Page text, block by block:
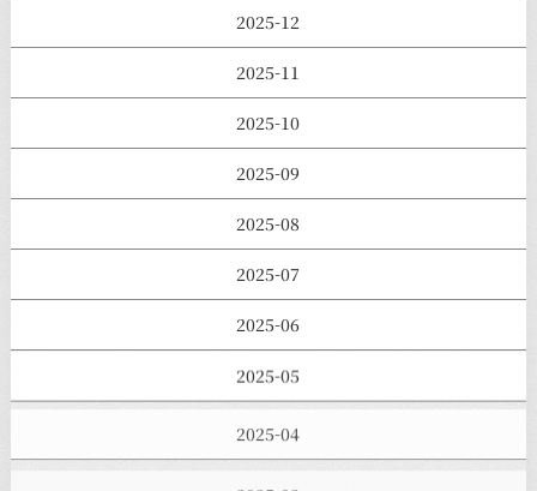
2025-12
2025-11
2025-10
2025-09
2025-08
2025-07
2025-06
2025-05
2025-04
2025-03